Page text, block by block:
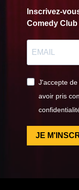
Inscrivez-
Comedy Club
J'accepte
avoir pris
JE